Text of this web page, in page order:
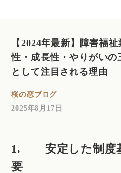
【2024年最新】障害福
性・成長性・やりがい
として注目される理由
桜の恋ブログ
2025年8月17日
1. 安定した制度
要